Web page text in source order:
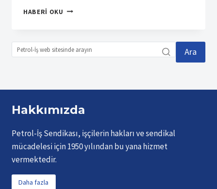
HABERI OKU SUMITOMO
KAYA
Ara
Hakkımızda
Petrol-İş Sendikası, işçilerin hakları ve sendikal
mücadelesi için 1950 yılından bu yana hizmet
vermektedir.
Daha fazla